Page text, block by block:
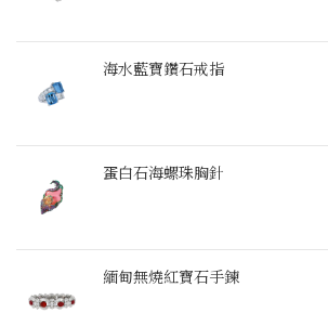
海水藍寶鑽石戒指
蛋白石海螺珠胸針
緬甸無燒紅寶石手鍊